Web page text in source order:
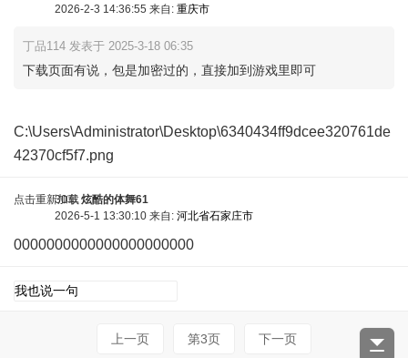
2026-2-3 14:36:55 来自: 重庆市
丁品114 发表于 2025-3-18 06:35
下载页面有说，包是加密过的，直接加到游戏里即可
C:\Users\Administrator\Desktop\6340434ff9dcee320761de
42370cf5f7.png
点击重新加载
30车 炫酷的体舞61
2026-5-1 13:30:10 来自: 河北省石家庄市
0000000000000000000000
点击重新加载
上一页 第3页 下一页